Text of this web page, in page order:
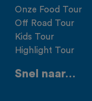
Onze Food Tour
Off Road Tour
Kids Tour
Highlight Tour
Snel naar…